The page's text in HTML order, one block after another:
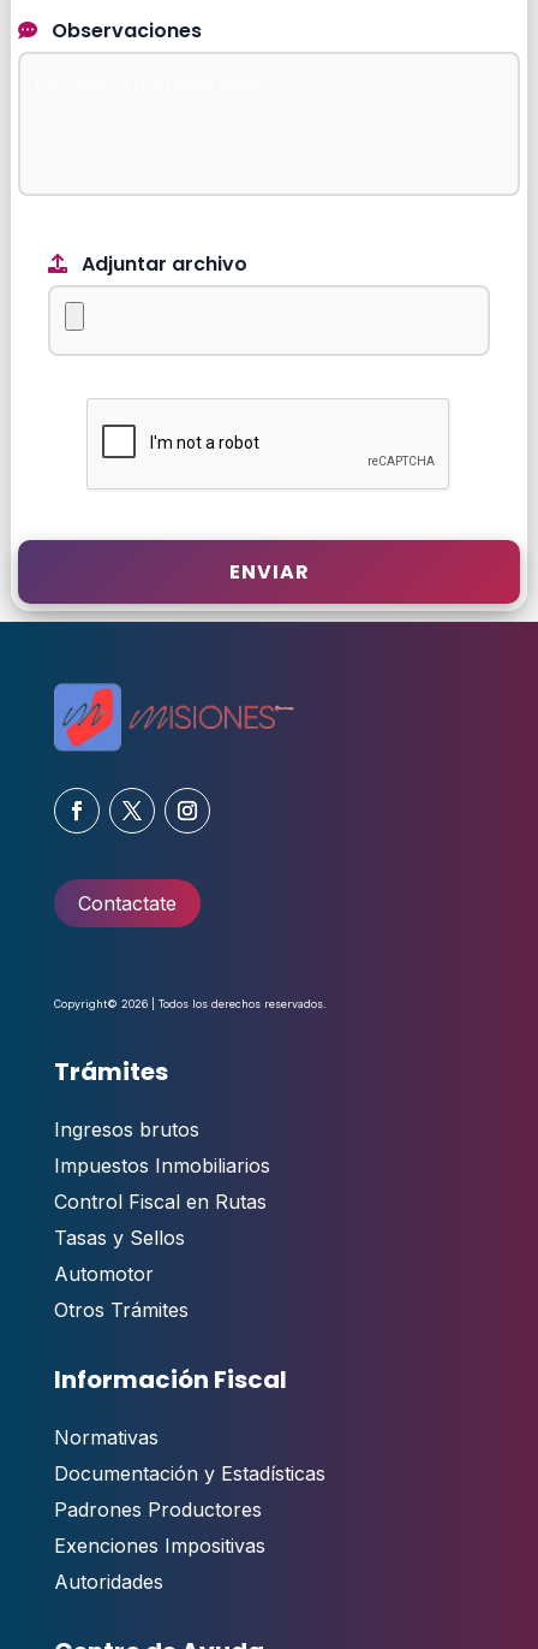
Observaciones
Adjuntar archivo
ENVIAR
Contactate
Copyright© 2026 | Todos los derechos reservados.
Trámites
Ingresos brutos
Impuestos Inmobiliarios
Control Fiscal en Rutas
Tasas y Sellos
Automotor
Otros Trámites
Información Fiscal
Normativas
Documentación y Estadísticas
Padrones Productores
Exenciones Impositivas
Autoridades